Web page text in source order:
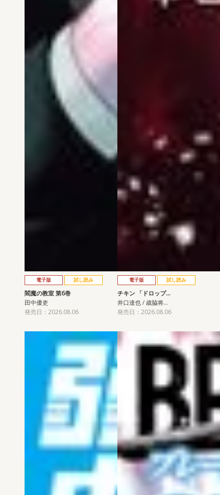
電子版 試し読み
閻魔の教室 第6巻
田中優吏
発売日：2026.08.06
電子版 試し読み
チキン 「ドロップ…
井口達也 / 歳脇将…
発売日：2026.08.06